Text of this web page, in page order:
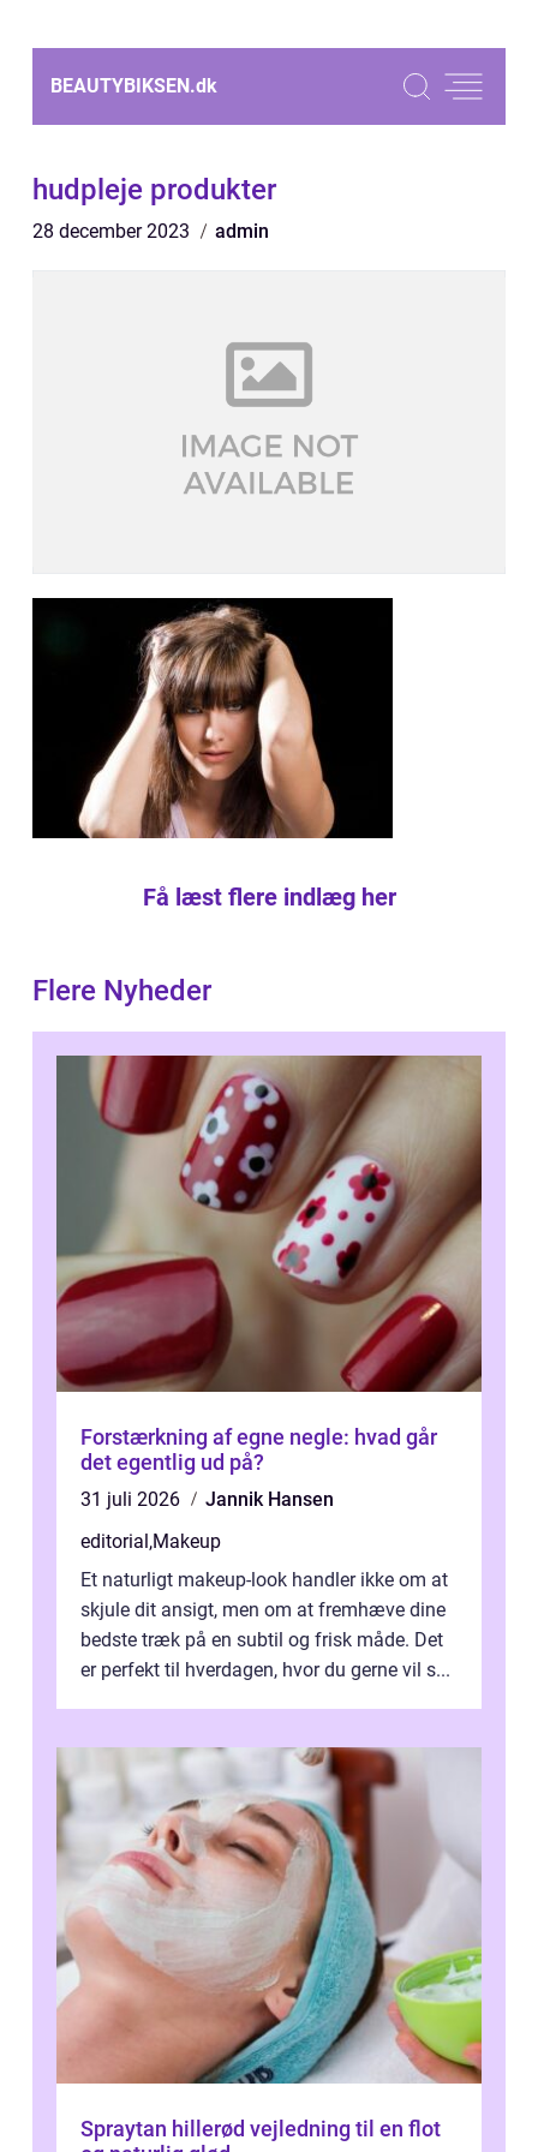
BEAUTYBIKSEN.dk
hudpleje produkter
28 december 2023 admin
Få læst flere indlæg her
Flere Nyheder
Forstærkning af egne negle: hvad går
det egentlig ud på?
31 juli 2026
Jannik Hansen
editorial,Makeup
Et naturligt makeup-look handler ikke om at
skjule dit ansigt, men om at fremhæve dine
bedste træk på en subtil og frisk måde. Det
er perfekt til hverdagen, hvor du gerne vil s...
Spraytan hillerød vejledning til en flot